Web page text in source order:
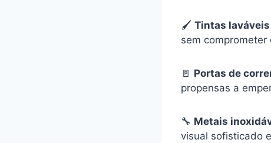
🖌 Tintas
sem comprometer
🚪 Portas de
propensas a
🔧 Metais
visual sofisticado